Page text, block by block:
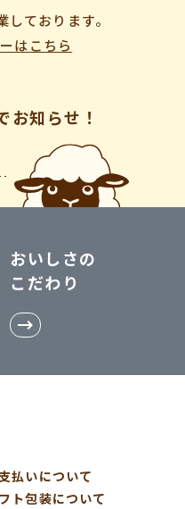
ております。
はこちら
お知らせ！
おいしさの
こだわり
払いについて
ト包装について